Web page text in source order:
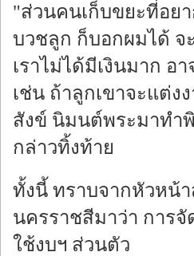
"ส่วนคนเก็บขยะที่อย
บวชลูก ก็บอกผมได้ จ
เราไม่ได้มีเงินมาก อ
เช่น ถ้าลูกเขาจะแต่
สังข์ นิมนต์พระมาทำ
กล่าวทิ้งท้าย
ทั้งนี้ ทราบจากหัวหน้
นครราชสีมาว่า การจั
ใช้งบฯ ส่วนตัว